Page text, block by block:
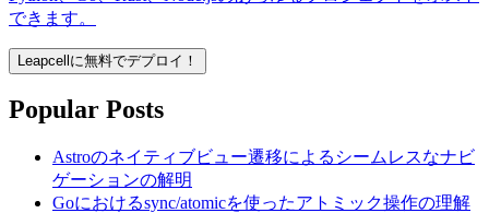
できます。
Leapcellに無料でデプロイ！
Popular Posts
Astroのネイティブビュー遷移によるシームレスなナビ
ゲーションの解明
Goにおけるsync/atomicを使ったアトミック操作の理解